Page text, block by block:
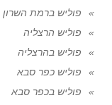
פוליש ברמת השרון
פוליש הרצליה
פוליש בהרצליה
פוליש כפר סבא
פוליש בכפר סבא